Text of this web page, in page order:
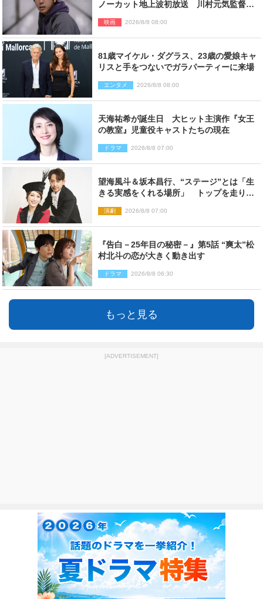
ノーカット地上波初放送 川村元気監督＆
映画 2026/8/8 08:00
81歳マイケル・ダグラス、23歳の愛娘キャ
リスと手をつないでガラパーティーに来場
エンタメ 2026/8/8 08:00
天海祐希が誕生日 大ヒット主演作『女王
の教室』児童役キャストたちの現在
ドラマ 2026/8/8 07:00
望海風斗＆坂本昌行、“ステージ”とは「生
きる実感をくれる場所」 トップを走り続
演劇 2026/8/8 07:00
『告白－25年目の秘密－』第5話 “爽太”松
村北斗の恋が大きく動き出す
ドラマ 2026/8/8 06:30
もっと見る
[ADVERTISEMENT]